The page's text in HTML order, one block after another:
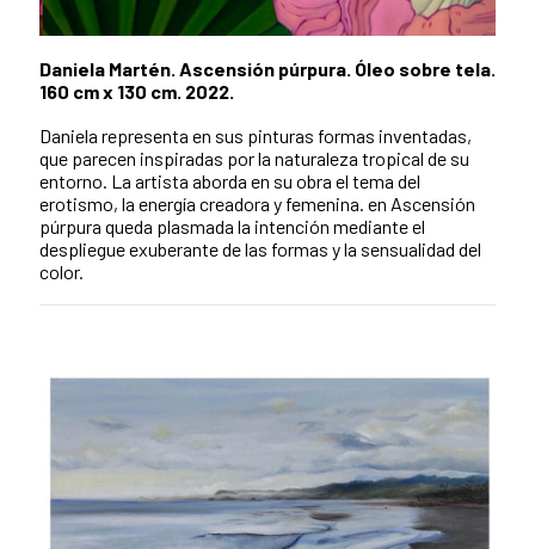
Daniela Martén. Ascensión púrpura. Óleo sobre tela.
160 cm x 130 cm. 2022.
Daniela representa en sus pinturas formas inventadas,
que parecen inspiradas por la naturaleza tropical de su
entorno. La artista aborda en su obra el tema del
erotismo, la energía creadora y femenina. en Ascensión
púrpura queda plasmada la intención mediante el
despliegue exuberante de las formas y la sensualidad del
color.